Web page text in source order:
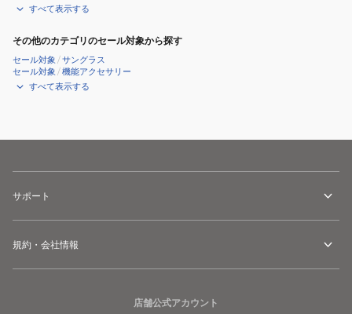
すべて表示する
その他のカテゴリのセール対象から探す
セール対象 /サングラス
セール対象 /機能アクセサリー
すべて表示する
サポート
規約・会社情報
店舗公式アカウント